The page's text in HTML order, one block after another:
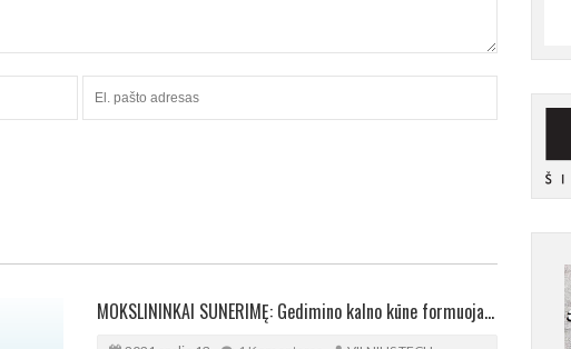
MOKSLININKAI SUNERIMĘ: Gedimino kalno kūne formuojasi nuošliaužos